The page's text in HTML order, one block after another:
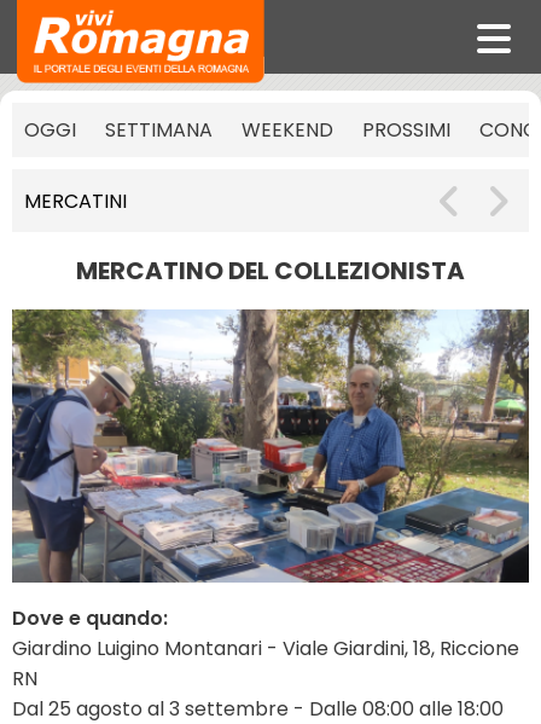
OGGI SETTIMANA WEEKEND PROSSIMI
MERCATINI
MERCATINO DEL COLLEZIONISTA
Dove e quando:
Giardino Luigino Montanari - Viale Giardini, 18, Riccione
RN
Dal 25 agosto al 3 settembre - Dalle 08:00 alle 18:00